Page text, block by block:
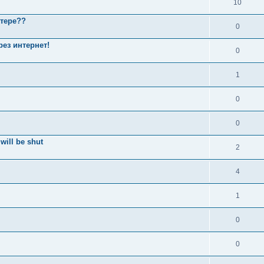
10
0
интернет!
0
1
0
0
be shut
2
4
1
0
0